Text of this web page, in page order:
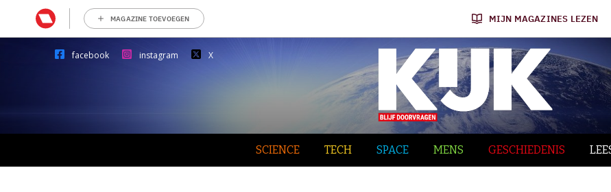
MAGAZINE TOEVOEGEN MIJN MAGAZINES LEZEN
facebook instagram X
SCIENCE TECH SPACE MENS GESCHIEDENIS